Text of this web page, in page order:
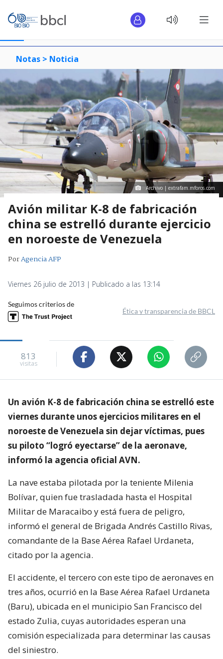
Notas > Noticia
Archivo | extrafam.mforos.com
Avión militar K-8 de fabricación
china se estrelló durante ejercicio
en noroeste de Venezuela
PorAgencia AFP
Viernes 26 julio de 2013 | Publicado a las 13:14
Seguimos criterios de
Ética y transparencia de BBCL
813
visitas
Un avión K-8 de fabricación china se estrelló este
viernes durante unos ejercicios militares en el
noroeste de Venezuela sin dejar víctimas, pues
su piloto “logró eyectarse” de la aeronave,
informó la agencia oficial AVN.
La nave estaba pilotada por la teniente Milenia
Bolívar, quien fue trasladada hasta el Hospital
Militar de Maracaibo y está fuera de peligro,
informó el general de Brigada Andrés Castillo Rivas,
comandante de la Base Aérea Rafael Urdaneta,
citado por la agencia.
El accidente, el tercero con este tipo de aeronaves en
tres años, ocurrió en la Base Aérea Rafael Urdaneta
(Baru), ubicada en el municipio San Francisco del
estado Zulia, cuyas autoridades esperan una
comisión especializada para determinar las causas
del siniestro.